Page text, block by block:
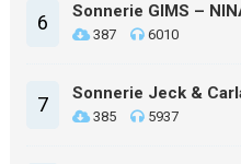
6 Sonnerie GIMS –
387 6010
7 Sonnerie Jeck &
385 5937